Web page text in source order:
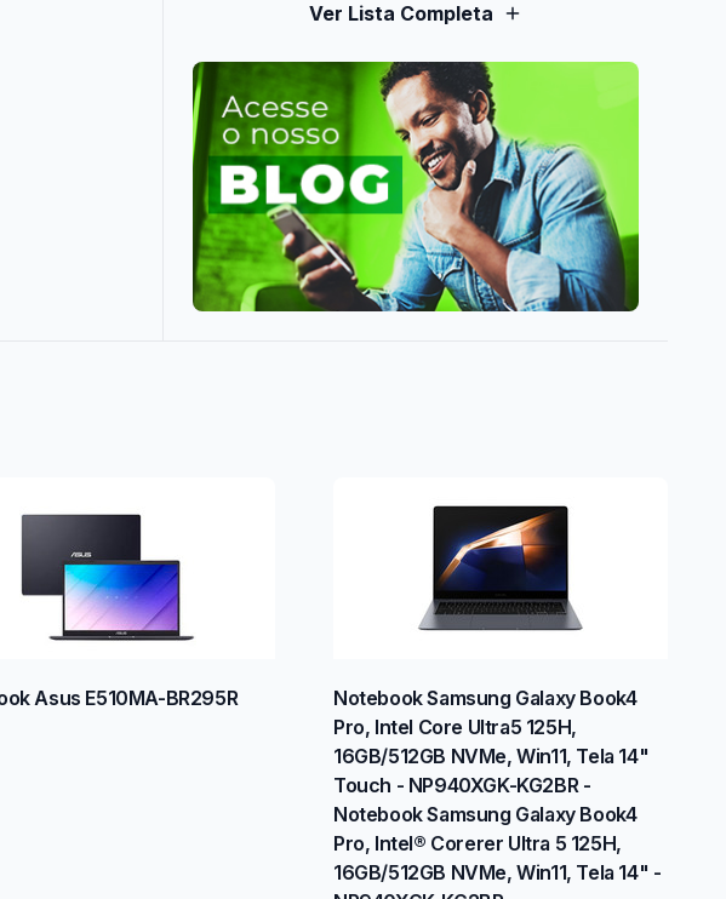
Ver Lista Completa
Asus E510MA-BR295R
Notebook Samsung Galaxy Book4
Pro, Intel Core Ultra5 125H,
16GB/512GB NVMe, Win11, Tela 14"
Touch - NP940XGK-KG2BR -
Notebook Samsung Galaxy Book4
Pro, Intel® Corerer Ultra 5 125H,
16GB/512GB NVMe, Win11, Tela 14" -